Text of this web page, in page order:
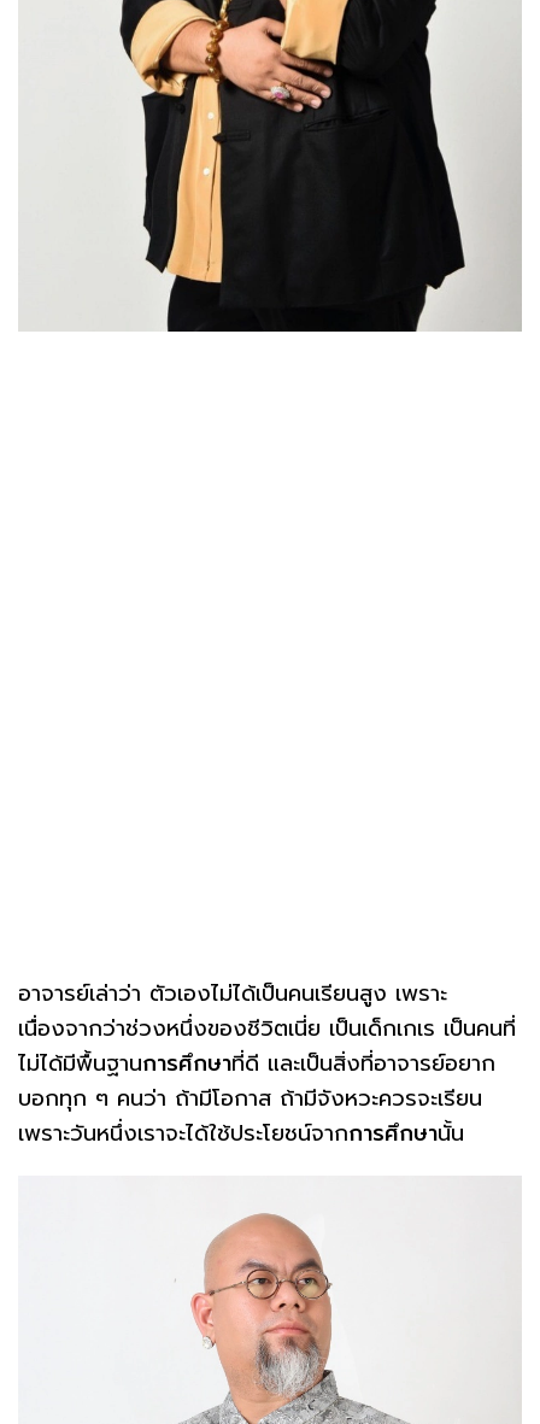
อาจารย์เล่าว่า ตัวเองไม่ได้เป็นคนเรียนสูง เพราะ
เนื่องจากว่าช่วงหนึ่งของชีวิตเนี่ย เป็นเด็กเกเร เป็นคนที่
ไม่ได้มีพื้นฐานการศึกษาที่ดี และเป็นสิ่งที่อาจารย์อยาก
บอกทุก ๆ คนว่า ถ้ามีโอกาส ถ้ามีจังหวะควรจะเรียน
เพราะวันหนึ่งเราจะได้ใช้ประโยชน์จากการศึกษานั้น